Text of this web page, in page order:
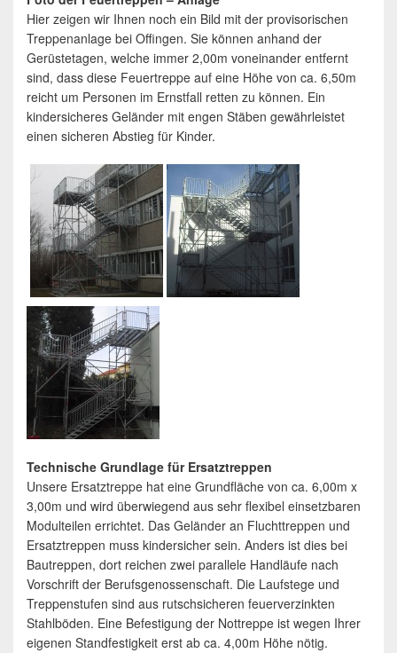
Hier zeigen wir Ihnen noch ein Bild mit der provisorischen
Treppenanlage bei Offingen. Sie können anhand der
Gerüstetagen, welche immer 2,00m voneinander entfernt
sind, dass diese Feuertreppe auf eine Höhe von ca. 6,50m
reicht um Personen im Ernstfall retten zu können. Ein
kindersicheres Geländer mit engen Stäben gewährleistet
einen sicheren Abstieg für Kinder.
Technische Grundlage für Ersatztreppen
Unsere Ersatztreppe hat eine Grundfläche von ca. 6,00m x
3,00m und wird überwiegend aus sehr flexibel einsetzbaren
Modulteilen errichtet. Das Geländer an Fluchttreppen und
Ersatztreppen muss kindersicher sein. Anders ist dies bei
Bautreppen, dort reichen zwei parallele Handläufe nach
Vorschrift der Berufsgenossenschaft. Die Laufstege und
Treppenstufen sind aus rutschsicheren feuerverzinkten
Stahlböden. Eine Befestigung der Nottreppe ist wegen Ihrer
eigenen Standfestigkeit erst ab ca. 4,00m Höhe nötig.